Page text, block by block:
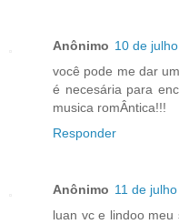
Anônimo 10 de
você pode me dar
é necesária para
musica romÂntica!!!
Responder
Anônimo 11 de
luan vc e lindoo